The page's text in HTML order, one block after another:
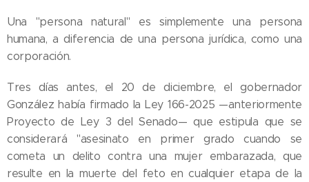
Una "persona natural" es simplemente una persona
humana, a diferencia de una persona jurídica, como una
corporación.
Tres días antes, el 20 de diciembre, el gobernador
González había firmado la Ley 166-2025 —anteriormente
Proyecto de Ley 3 del Senado— que estipula que se
considerará "asesinato en primer grado cuando se
cometa un delito contra una mujer embarazada, que
resulte en la muerte del feto en cualquier etapa de la